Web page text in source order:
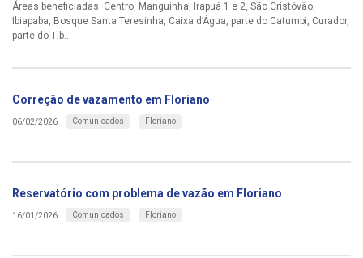
Áreas beneficiadas: Centro, Manguinha, Irapuá 1 e 2, São Cristóvão,
Ibiapaba, Bosque Santa Teresinha, Caixa d’Água, parte do Catumbi, Curador,
parte do Tib...
Correção de vazamento em Floriano
06/02/2026 Comunicados Floriano
Reservatório com problema de vazão em Floriano
16/01/2026 Comunicados Floriano